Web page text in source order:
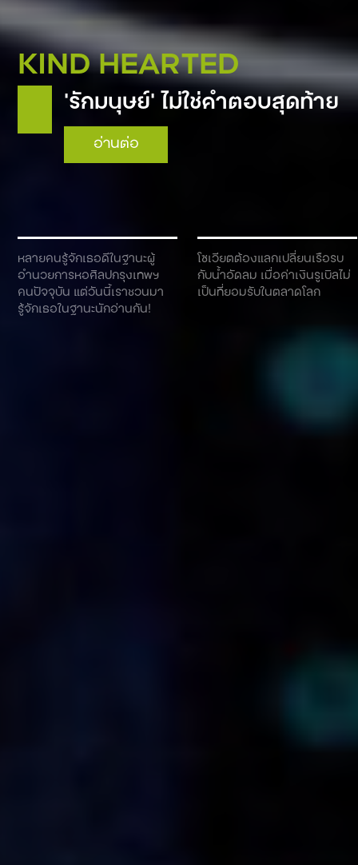
หลายคนรู้จักเธอดีในฐานะผู้
อำนวยการหอศิลปกรุงเทพฯ
คนปัจจุบัน แต่วันนี้เราชวนมา
รู้จักเธอในฐานะนักอ่านกัน!
โซเวียตต้องแลกเปลี่ยนเรือรบ
กับน้ำอัดลม เมื่อค่าเงินรูเบิลไม่
เป็นที่ยอมรับในตลาดโลก
KIND HEARTED
‘รักมนุษย์’ ไม่ใช่คำตอบสุดท้าย
อ่านต่อ